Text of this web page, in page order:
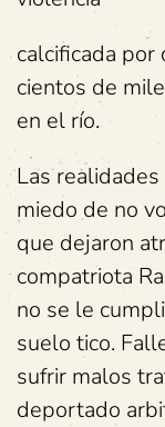
calcificada
cientos de
en el río.
Las
miedo de no
que dejaron
compatriota
no se le
suelo tico.
sufrir malos
deportado